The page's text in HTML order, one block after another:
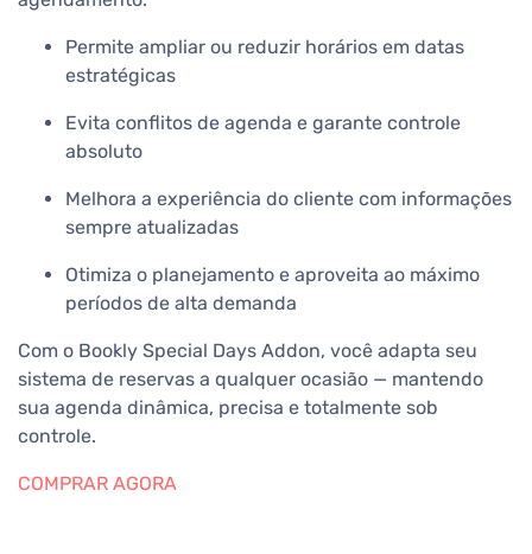
Permite ampliar ou reduzir horários em datas
estratégicas
Evita conflitos de agenda e garante controle
absoluto
Melhora a experiência do cliente com informações
sempre atualizadas
Otimiza o planejamento e aproveita ao máximo
períodos de alta demanda
Com o Bookly Special Days Addon, você adapta seu
sistema de reservas a qualquer ocasião — mantendo
sua agenda dinâmica, precisa e totalmente sob
controle.
COMPRAR AGORA